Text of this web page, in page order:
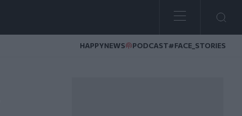
HAPPYNEWS PODCAST#FACE_STORIES